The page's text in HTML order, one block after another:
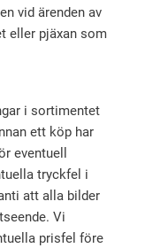
vid ärenden av
eller pjäxan som
i sortimentet
ett köp har
eventuell
tryckfel i
att alla bilder
Vi
prisfel före